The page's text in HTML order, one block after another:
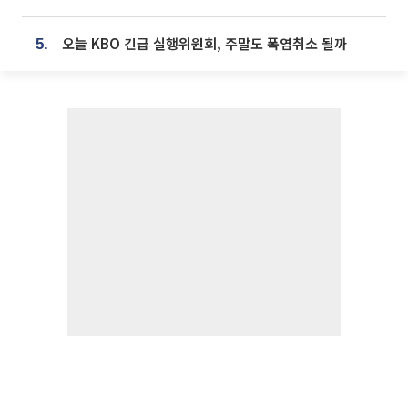
5. 오늘 KBO 긴급 실행위원회, 주말도 폭염취소 될까